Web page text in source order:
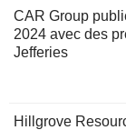
CAR Group
2024 avec des
Jefferies
Hillgrove